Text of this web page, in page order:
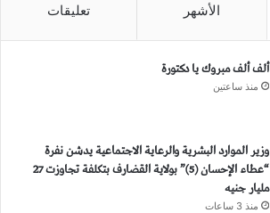
الأشهر تعليقات
ألف ألف مبروك يا دكتورة
منذ ساعتين
وزير الموارد البشرية والرعاية الاجتماعية يدشن نفرة
“عطاء الإحسان (5)” بولاية القضارف بتكلفة تجاوزت 27
مليار جنيه
منذ 3 ساعات